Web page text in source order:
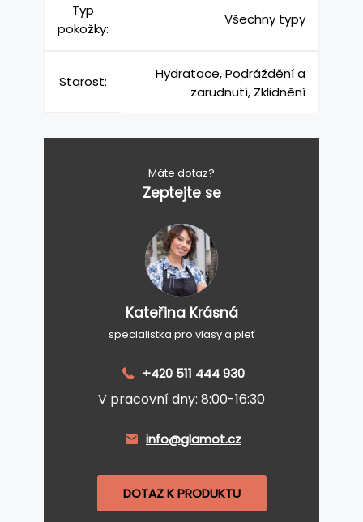
Typ
pokožky:
Všechny typy
Starost:
Hydratace, Podráždění a
zarudnutí, Zklidnění
Máte dotaz?
Zeptejte se
Kateřina Krásná
specialistka pro vlasy a pleť
+420 511 444 930
V pracovní dny: 8:00-16:30
info@glamot.cz
DOTAZ K PRODUKTU